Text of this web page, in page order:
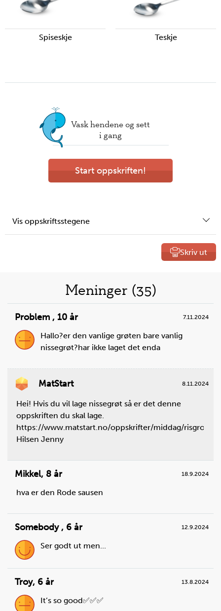
Spiseskje Teskje
Vask hendene og sett
i gang
Start oppskriften!
Vis oppskriftsstegene
Skriv ut
over
oppskrifter
Steg1
Mål opp fløte og ha i en bolle.
Du trenger
Steg2
Meninger (35)
Problem , 10 år 7.11.2024
Hallo?er den vanlige grøten bare vanlig
nissegrøt?har ikke laget det enda
MatStart 8.11.2024
Hei! Hvis du vil lage nissegrøt så er det denne
oppskriften du skal lage.
https://www.matstart.no/oppskrifter/middag/risgrot/
Hilsen Jenny
Mikkel, 8 år 18.9.2024
hva er den Rode sausen
Somebody , 6 år 12.9.2024
Ser godt ut men...
Troy, 6 år 13.8.2024
It’s so good✅✅✅